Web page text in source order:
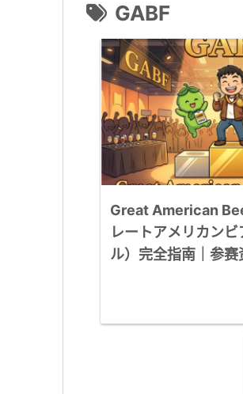
GABF
Great American
レートアメリカン
ル）完全指南｜参